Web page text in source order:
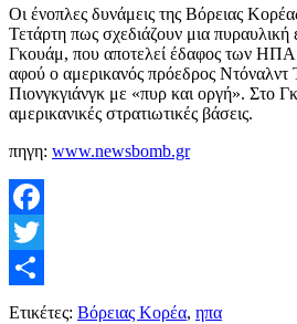
Οι ένοπλες δυνάμεις της Βόρειας
Τετάρτη πως σχεδιάζουν μια πυραυλική
Γκουάμ, που αποτελεί έδαφος των ΗΠΑ
αφού ο αμερικανός πρόεδρος Ντόναλντ
Πιονγκγιάνγκ με «πυρ και οργή». Στο
αμερικανικές στρατιωτικές βάσεις.
πηγη: www.newsbomb.gr
Facebook
Twitter
Μοιραστείτε
Ετικέτες: Βόρειας Κορέα, ηπα